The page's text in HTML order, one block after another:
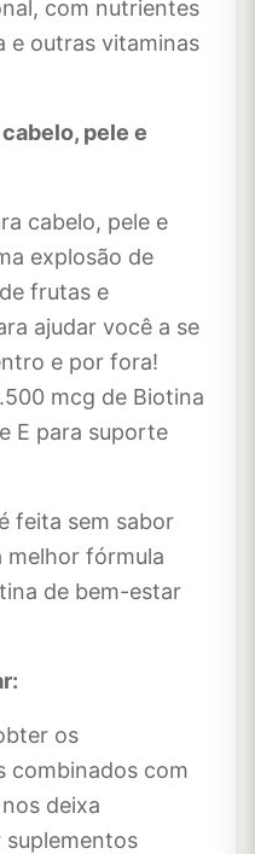
com nutrientes
e outras vitaminas
pele e
cabelo, pele e
explosão de
frutas e
ajudar você a se
e por fora!
mcg de Biotina
E para suporte
feita sem sabor
melhor fórmula
de bem-estar
os
combinados com
deixa